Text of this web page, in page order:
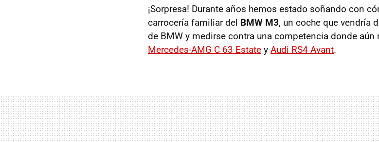
¡Sorpresa! Durante años hemos estado soñando con
carrocería familiar del BMW M3, un coche que vendría
de BMW y medirse contra una competencia donde aún
Mercedes-AMG C 63 Estate y Audi RS4 Avant.